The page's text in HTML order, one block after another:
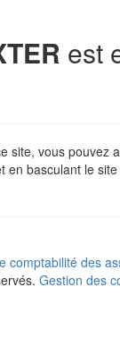
est
site, vous pouvez
en basculant le site
comptabilité des
Gestion des